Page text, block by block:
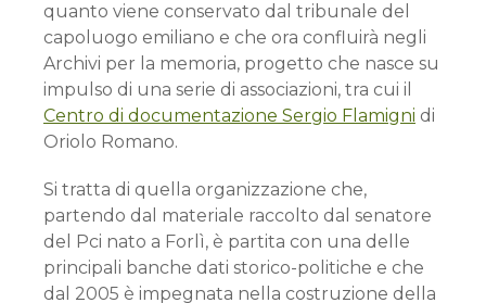
quanto viene conservato dal tribunale del
capoluogo emiliano e che ora confluirà negli
Archivi per la memoria, progetto che nasce su
impulso di una serie di associazioni, tra cui il
Centro di documentazione Sergio Flamigni di
Oriolo Romano.
Si tratta di quella organizzazione che,
partendo dal materiale raccolto dal senatore
del Pci nato a Forlì, è partita con una delle
principali banche dati storico-politiche e che
dal 2005 è impegnata nella costruzione della